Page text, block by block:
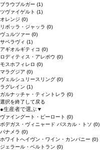
ブラウブルガー (1)
ツヴァイゲルト (1)
オレンジ (0)
リボッラ・ジャッラ (0)
ヴュルツァー (0)
サペラヴィ (1)
アギオルギティコ (0)
ロディティス・アレポウ (0)
モスホフィレロ (0)
マラグジア (0)
ヴェルシュリースリング (0)
ラグレイン (1)
ガルナッチャ・ティントレラ (0)
選択を終了して戻る
●生産者で選ぶ▼
ヴァイングート・ピーロート (0)
ボデガス・ヴィニャード パスカル・トソ (0)
パナメラ (0)
ホワイトへイヴン・ワイン・カンパニー (0)
ジェラール・ベルトラン (0)